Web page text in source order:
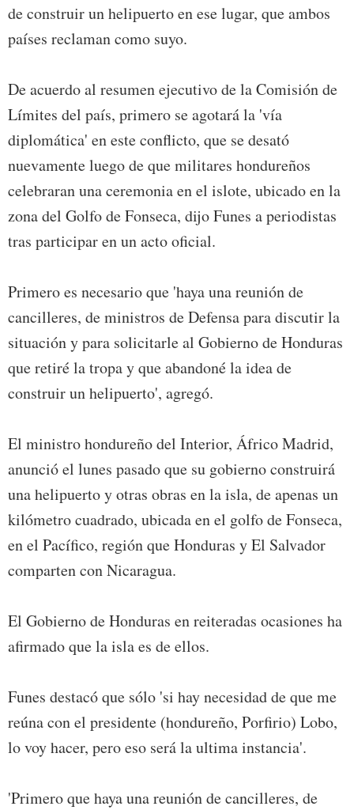
de construir un helipuerto en ese lugar, que ambos
países reclaman como suyo.
De acuerdo al resumen ejecutivo de la Comisión de
Límites del país, primero se agotará la 'vía
diplomática' en este conflicto, que se desató
nuevamente luego de que militares hondureños
celebraran una ceremonia en el islote, ubicado en la
zona del Golfo de Fonseca, dijo Funes a periodistas
tras participar en un acto oficial.
Primero es necesario que 'haya una reunión de
cancilleres, de ministros de Defensa para discutir la
situación y para solicitarle al Gobierno de Honduras
que retiré la tropa y que abandoné la idea de
construir un helipuerto', agregó.
El ministro hondureño del Interior, Áfrico Madrid,
anunció el lunes pasado que su gobierno construirá
una helipuerto y otras obras en la isla, de apenas un
kilómetro cuadrado, ubicada en el golfo de Fonseca,
en el Pacífico, región que Honduras y El Salvador
comparten con Nicaragua.
El Gobierno de Honduras en reiteradas ocasiones ha
afirmado que la isla es de ellos.
Funes destacó que sólo 'si hay necesidad de que me
reúna con el presidente (hondureño, Porfirio) Lobo,
lo voy hacer, pero eso será la ultima instancia'.
'Primero que haya una reunión de cancilleres, de